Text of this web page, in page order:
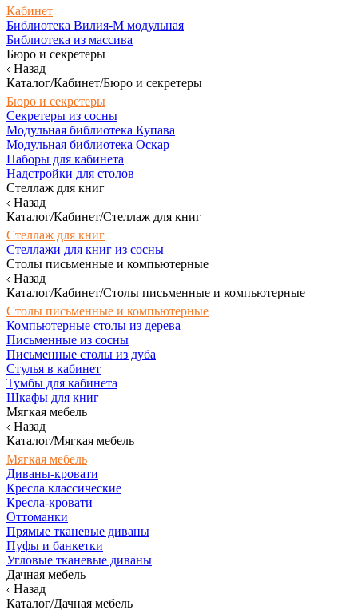
Кабинет
Библиотека Вилия-М модульная
Библиотека из массива
Бюро и секретеры
Назад
Каталог/Кабинет/Бюро и секретеры
Бюро и секретеры
Секретеры из сосны
Модульная библиотека Купава
Модульная библиотека Оскар
Наборы для кабинета
Надстройки для столов
Стеллаж для книг
Назад
Каталог/Кабинет/Стеллаж для книг
Стеллаж для книг
Стеллажи для книг из сосны
Столы письменные и компьютерные
Назад
Каталог/Кабинет/Столы письменные и компьютерные
Столы письменные и компьютерные
Компьютерные столы из дерева
Письменные из сосны
Письменные столы из дуба
Стулья в кабинет
Тумбы для кабинета
Шкафы для книг
Мягкая мебель
Назад
Каталог/Мягкая мебель
Мягкая мебель
Диваны-кровати
Кресла классические
Кресла-кровати
Оттоманки
Прямые тканевые диваны
Пуфы и банкетки
Угловые тканевые диваны
Дачная мебель
Назад
Каталог/Дачная мебель